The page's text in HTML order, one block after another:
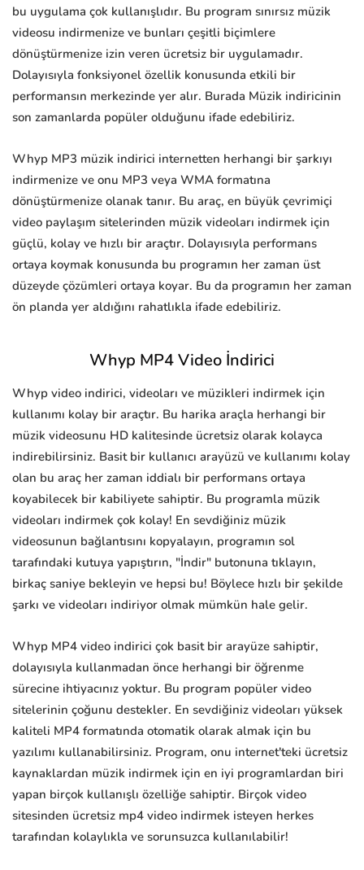
bu uygulama çok kullanışlıdır. Bu program sınırsız müzik
videosu indirmenize ve bunları çeşitli biçimlere
dönüştürmenize izin veren ücretsiz bir uygulamadır.
Dolayısıyla fonksiyonel özellik konusunda etkili bir
performansın merkezinde yer alır. Burada Müzik indiricinin
son zamanlarda popüler olduğunu ifade edebiliriz.
Whyp MP3 müzik indirici internetten herhangi bir şarkıyı
indirmenize ve onu MP3 veya WMA formatına
dönüştürmenize olanak tanır. Bu araç, en büyük çevrimiçi
video paylaşım sitelerinden müzik videoları indirmek için
güçlü, kolay ve hızlı bir araçtır. Dolayısıyla performans
ortaya koymak konusunda bu programın her zaman üst
düzeyde çözümleri ortaya koyar. Bu da programın her zaman
ön planda yer aldığını rahatlıkla ifade edebiliriz.
Whyp MP4 Video İndirici
Whyp video indirici, videoları ve müzikleri indirmek için
kullanımı kolay bir araçtır. Bu harika araçla herhangi bir
müzik videosunu HD kalitesinde ücretsiz olarak kolayca
indirebilirsiniz. Basit bir kullanıcı arayüzü ve kullanımı kolay
olan bu araç her zaman iddialı bir performans ortaya
koyabilecek bir kabiliyete sahiptir. Bu programla müzik
videoları indirmek çok kolay! En sevdiğiniz müzik
videosunun bağlantısını kopyalayın, programın sol
tarafındaki kutuya yapıştırın, "İndir" butonuna tıklayın,
birkaç saniye bekleyin ve hepsi bu! Böylece hızlı bir şekilde
şarkı ve videoları indiriyor olmak mümkün hale gelir.
Whyp MP4 video indirici çok basit bir arayüze sahiptir,
dolayısıyla kullanmadan önce herhangi bir öğrenme
sürecine ihtiyacınız yoktur. Bu program popüler video
sitelerinin çoğunu destekler. En sevdiğiniz videoları yüksek
kaliteli MP4 formatında otomatik olarak almak için bu
yazılımı kullanabilirsiniz. Program, onu internet'teki ücretsiz
kaynaklardan müzik indirmek için en iyi programlardan biri
yapan birçok kullanışlı özelliğe sahiptir. Birçok video
sitesinden ücretsiz mp4 video indirmek isteyen herkes
tarafından kolaylıkla ve sorunsuzca kullanılabilir!